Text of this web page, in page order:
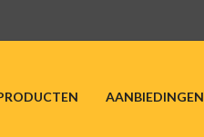
AANBIEDINGEN